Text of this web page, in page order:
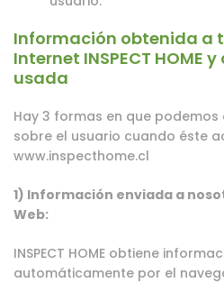
Información obtenida a
Internet INSPECT HOME
usada
Hay 3 formas en que
sobre el usuario cuando éste
www.inspecthome.cl
1) Información enviada a
Web:
INSPECT HOME obtiene
automáticamente por el